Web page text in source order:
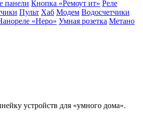
панели Кнопка «Ремоут ит» Реле
Пульт Хаб Модем Водосчетчики
«Неро» Умная розетка Метано
устройств для «умного дома».